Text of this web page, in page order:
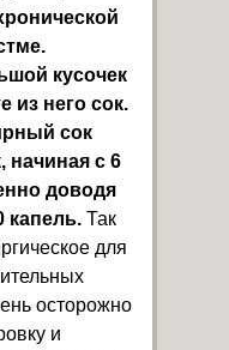
кусочек
из него сок.
сок
начиная с 6
доводя
капель. Так
для
осторожно
и